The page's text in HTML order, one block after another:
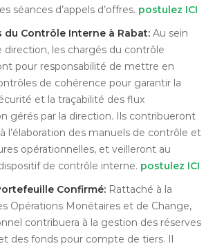
séances d’appels d’offres. postulez ICI
du Contrôle Interne à Rabat: Au sein
direction, les chargés du contrôle
pour responsabilité de mettre en
de cohérence pour garantir la
et la traçabilité des flux
gérés par la direction. Ils contribueront
l’élaboration des manuels de contrôle et
opérationnelles, et veilleront au
de contrôle interne. postulez ICI
Confirmé: Rattaché à la
Opérations Monétaires et de Change,
contribuera à la gestion des réserves
des fonds pour compte de tiers. Il